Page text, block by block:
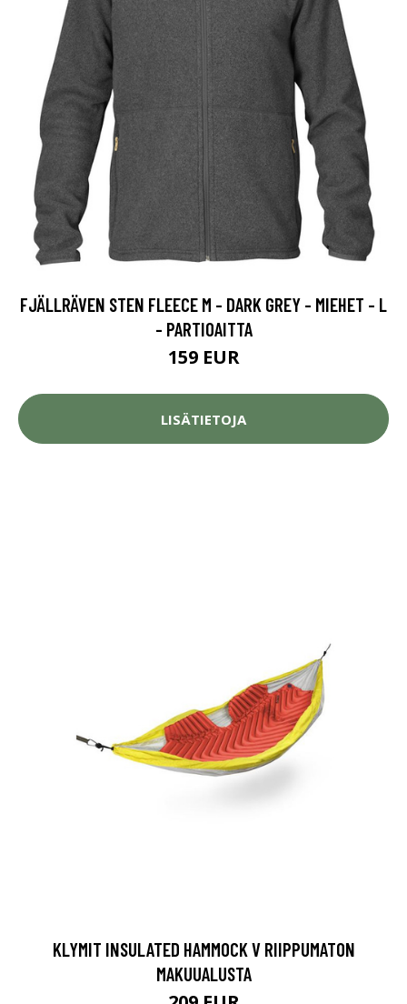
FJÄLLRÄVEN STEN FLEECE M - DARK GREY - MIEHET - L
- PARTIOAITTA
159 EUR
LISÄTIETOJA
KLYMIT INSULATED HAMMOCK V RIIPPUMATON
MAKUUALUSTA